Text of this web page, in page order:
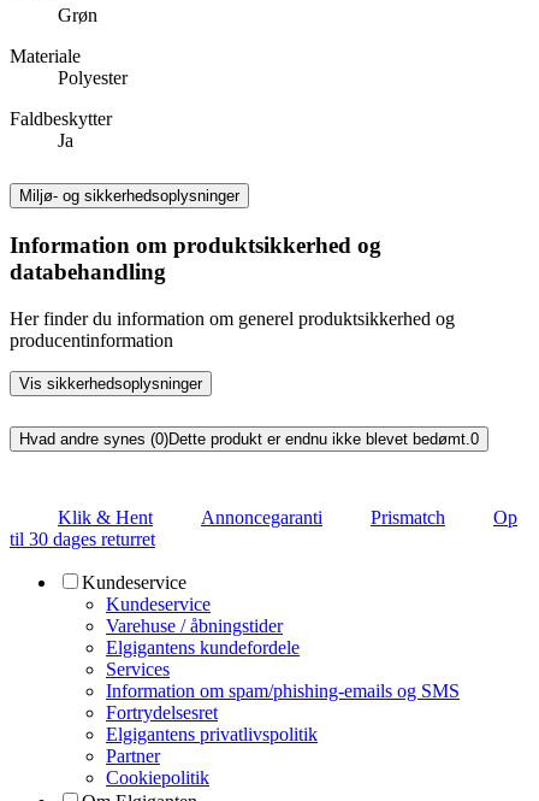
Grøn
Materiale
Polyester
Faldbeskytter
Ja
Miljø- og sikkerhedsoplysninger
Information om produktsikkerhed og
databehandling
Her finder du information om generel produktsikkerhed og
producentinformation
Vis sikkerhedsoplysninger
Hvad andre synes (0)Dette produkt er endnu ikke blevet bedømt.0
Klik & Hent Annoncegaranti Prismatch
Op
til 30 dages returret
Kundeservice
Kundeservice
Varehuse / åbningstider
Elgigantens kundefordele
Services
Information om spam/phishing-emails og SMS
Fortrydelsesret
Elgigantens privatlivspolitik
Partner
Cookiepolitik